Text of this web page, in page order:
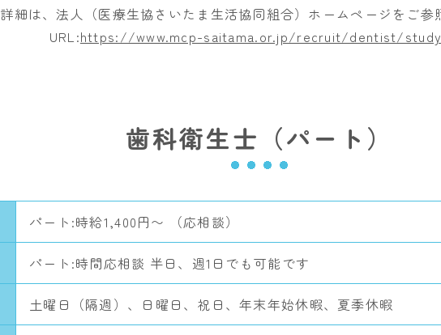
詳細は、法人（医療生協さいたま生活協同組合）ホームページをご参
URL:https://www.mcp-saitama.or.jp/recruit/dentist/
歯科衛生士（パート）
パート:時給1,400円〜 （応相談）
パート:時間応相談 半日、週1日でも可能です
土曜日（隔週）、日曜日、祝日、年末年始休暇、夏季休暇